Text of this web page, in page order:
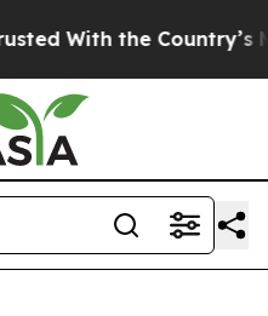
With the Country’s